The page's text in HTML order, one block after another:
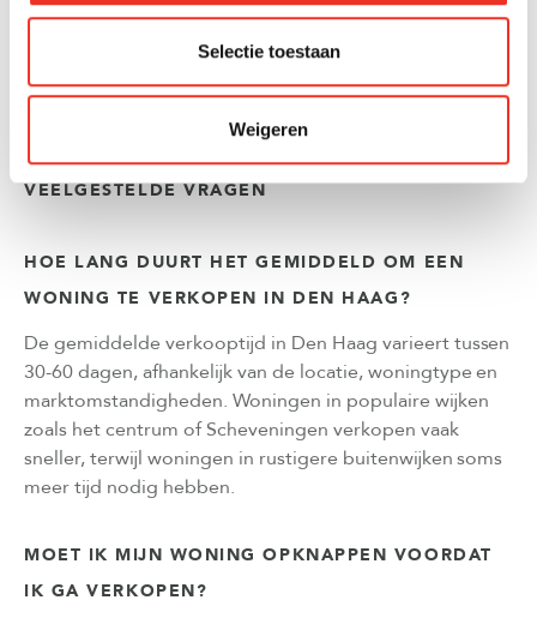
Selectie toestaan
Weigeren
jarenlange ervaring, lokale expertise en bewezen
resultaten staan we klaar om jouw woning succesvol te
verkopen.Neem contact opvoor een vrijblijvend
VEELGESTELDE VRAGEN
HOE LANG DUURT HET GEMIDDELD OM EEN
WONING TE VERKOPEN IN DEN HAAG?
De gemiddelde verkooptijd in Den Haag varieert tussen
30-60 dagen, afhankelijk van de locatie, woningtype en
marktomstandigheden. Woningen in populaire wijken
zoals het centrum of Scheveningen verkopen vaak
sneller, terwijl woningen in rustigere buitenwijken soms
meer tijd nodig hebben.
MOET IK MIJN WONING OPKNAPPEN VOORDAT
IK GA VERKOPEN?